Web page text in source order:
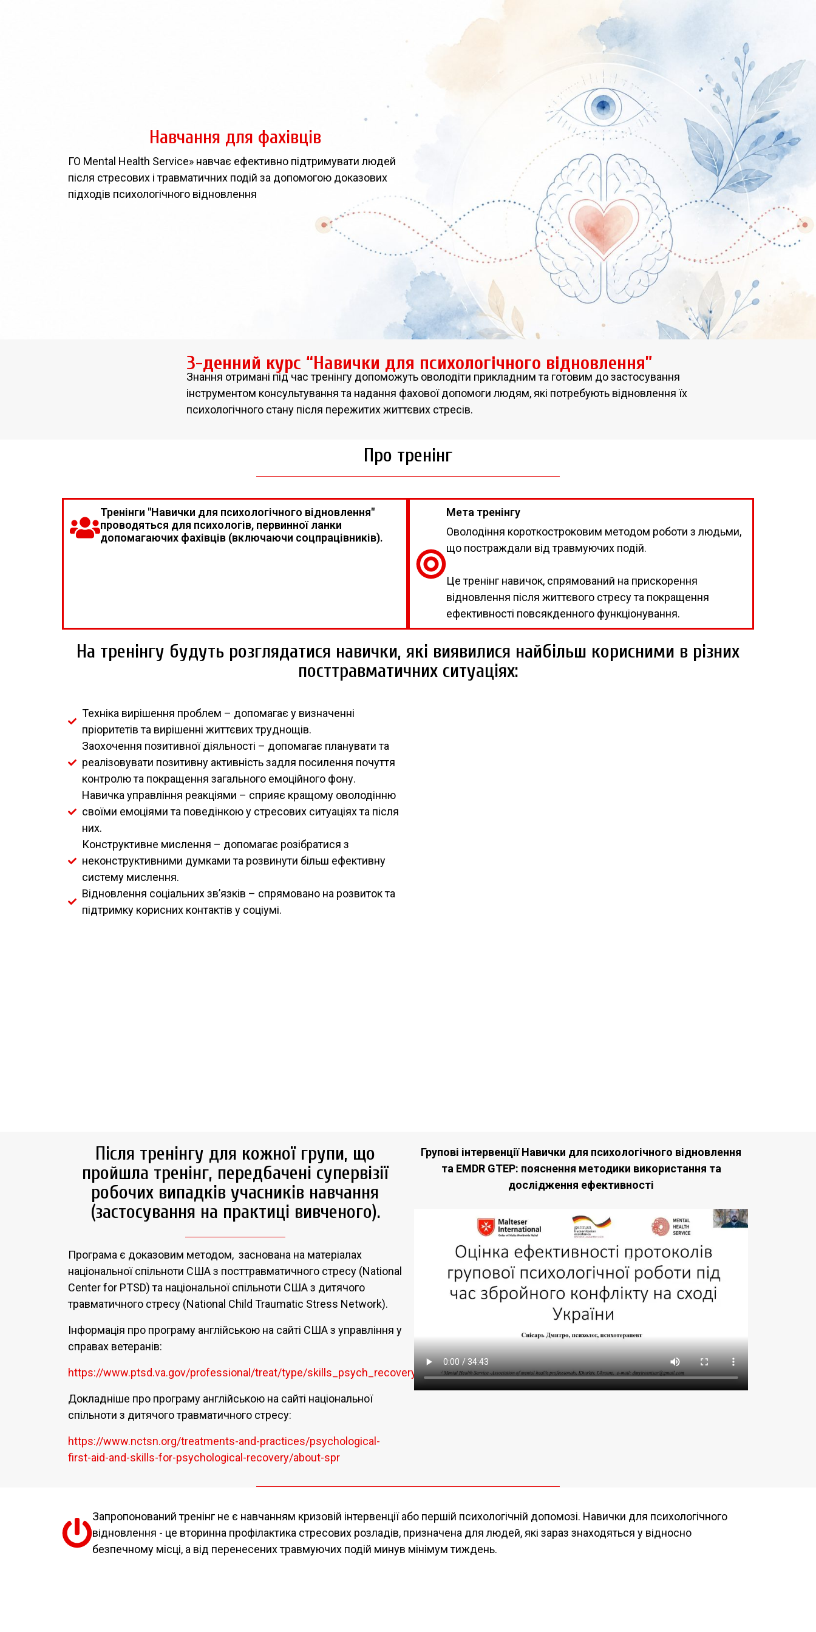
Навчання для фахівців
ГО Mental Health Service» навчає ефективно підтримувати людей
після стресових і травматичних подій за допомогою доказових
підходів психологічного відновлення
3-денний курс “Навички для психологічного відновлення”
Знання отримані під час тренінгу допоможуть оволодіти прикладним та готовим до застосування
інструментом консультування та надання фахової допомоги людям, які потребують відновлення їх
психологічного стану після пережитих життєвих стресів.
Про тренінг
Тренінги "Навички для психологічного відновлення"
проводяться для психологів, первинної ланки
допомагаючих фахівців (включаючи соцпрацівників).
Мета тренінгу
Оволодіння короткостроковим методом роботи з людьми,
що постраждали від травмуючих подій.
Це тренінг навичок, спрямований на прискорення
відновлення після життєвого стресу та покращення
ефективності повсякденного функціонування.
На тренінгу будуть розглядатися навички, які виявилися найбільш корисними в різних
посттравматичних ситуаціях:
Техніка вирішення проблем – допомагає у визначенні
пріоритетів та вирішенні життєвих труднощів.
Заохочення позитивної діяльності – допомагає планувати та
реалізовувати позитивну активність задля посилення почуття
контролю та покращення загального емоційного фону.
Навичка управління реакціями – сприяє кращому оволодінню
своїми емоціями та поведінкою у стресових ситуаціях та після
них.
Конструктивне мислення – допомагає розібратися з
неконструктивними думками та розвинути більш ефективну
систему мислення.
Відновлення соціальних зв’язків – спрямовано на розвиток та
підтримку корисних контактів у соціумі.
Після тренінгу для кожної групи, що
пройшла тренінг, передбачені супервізії
робочих випадків учасників навчання
(застосування на практиці вивченого).
Програма є доказовим методом, заснована на матеріалах
національної спільноти США з посттравматичного стресу (National
Center for PTSD) та національної спільноти США з дитячого
травматичного стресу (National Child Traumatic Stress Network).
Інформація про програму англійською на сайті США з управління у
справах ветеранів:
https://www.ptsd.va.gov/professional/treat/type/skills_psych_recovery_manual.asp
Докладніше про програму англійською на сайті національної
спільноти з дитячого травматичного стресу:
https://www.nctsn.org/treatments-and-practices/psychological-
first-aid-and-skills-for-psychological-recovery/about-spr
Групові інтервенції Навички для психологічного відновлення
та EMDR GTEP: пояснення методики використання та
дослідження ефективності
Запропонований тренінг не є навчанням кризовій інтервенції або першій психологічній допомозі. Навички для психологічного
відновлення - це вторинна профілактика стресових розладів, призначена для людей, які зараз знаходяться у відносно
безпечному місці, а від перенесених травмуючих подій минув мінімум тиждень.